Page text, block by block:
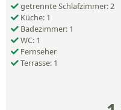
getrennte Schlafzimmer: 2
Küche: 1
Badezimmer: 1
WC: 1
Fernseher
Terrasse: 1